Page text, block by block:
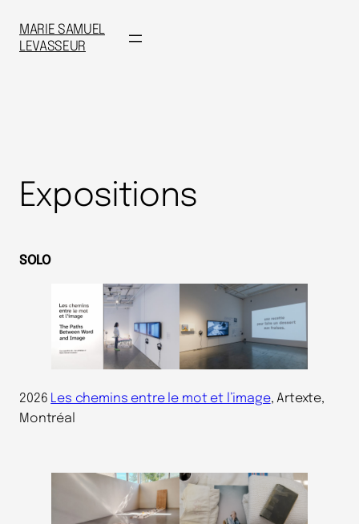
MARIE SAMUEL
LEVASSEUR
Expositions
SOLO
2026 Les chemins entre le mot et l’image, Artexte,
Montréal